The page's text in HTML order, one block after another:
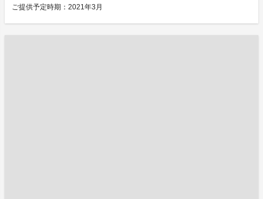
ご提供予定時期：2021年3月